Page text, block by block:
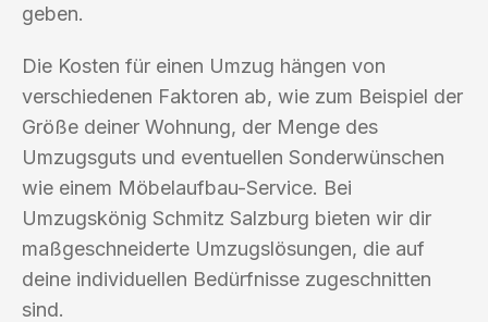
geben.
Die Kosten für einen Umzug hängen von
verschiedenen Faktoren ab, wie zum Beispiel der
Größe deiner Wohnung, der Menge des
Umzugsguts und eventuellen Sonderwünschen
wie einem Möbelaufbau-Service. Bei
Umzugskönig Schmitz Salzburg bieten wir dir
maßgeschneiderte Umzugslösungen, die auf
deine individuellen Bedürfnisse zugeschnitten
sind.